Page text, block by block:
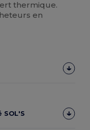
thermique.
en